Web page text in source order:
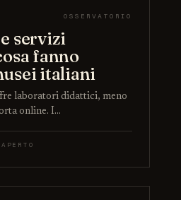
OSSERVATORIO
servizi
fanno
italiani
laboratori didattici, meno
online. I…